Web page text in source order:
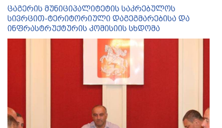
ცაგერის მუნიციპალიტეტის საკრებულოს
სივრცით-ტერიტორიული დაგეგმარებისა და
ინფრასტრუქტურის კომისიის სხდომა